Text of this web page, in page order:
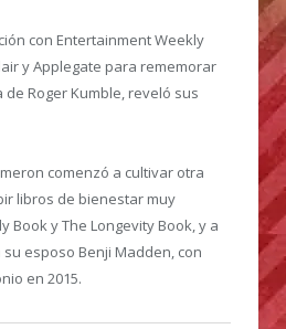
con Entertainment Weekly
y Applegate para rememorar
Roger Kumble, reveló sus
comenzó a cultivar otra
libros de bienestar muy
Book y The Longevity Book, y a
esposo Benji Madden, con
en 2015.